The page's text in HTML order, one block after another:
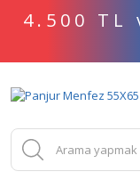
4.500 TL